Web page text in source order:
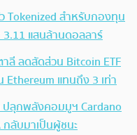
Tokenized สำหรับกองทุน
แสนล้านดอลลาร์
ลี ลดสัดส่วน Bitcoin ETF
Ethereum แทนถึง 3 เท่า
ปลุกพลังคอมมูฯ Cardano
ลับมาเป็นผู้ชนะ